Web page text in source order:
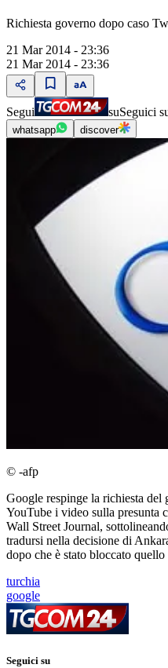
Richiesta governo dopo caso
21 Mar 2014 - 23:36
21 Mar 2014 - 23:36
Segui suSeguici
whatsapp discover
© -afp
Google respinge la richiesta
YouTube i video sulla presunta
Wall Street Journal,
tradursi nella decisione di
dopo che è stato bloccato
turchia
google
Seguici su